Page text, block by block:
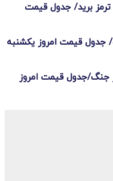
برید/ جدول قیمت
قیمت امروز یکشنبه
جنگ/جدول قیمت امروز